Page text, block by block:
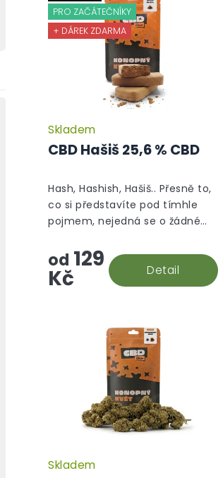
PRO ZAČÁTEČNÍKY
+ DÁREK ZDARMA
CBD Hašiš 25,6 % CBD
Skladem
od 129
Kč Detail
Hash, Hashish, Hašiš.. Přesně to,
co si představíte pod tímhle
pojmem, nejedná se o žádné
je prostě hašiš v jeho CBD
podobě.
Skladem